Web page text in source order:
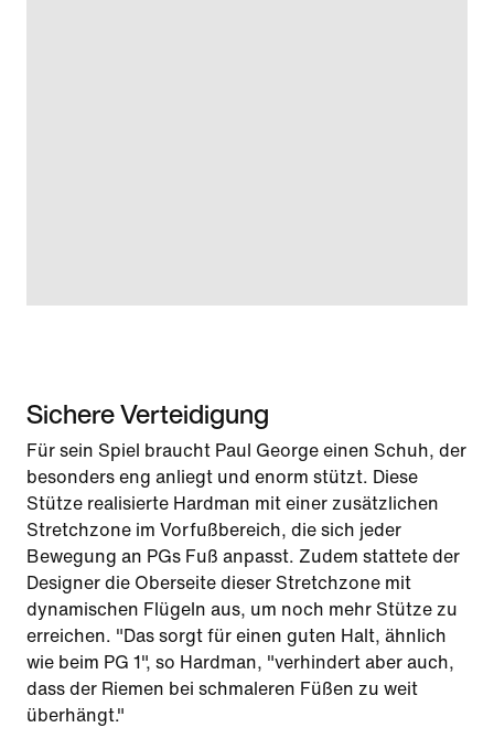
Sichere Verteidigung
Für sein Spiel braucht Paul George einen Schuh, der
besonders eng anliegt und enorm stützt. Diese
Stütze realisierte Hardman mit einer zusätzlichen
Stretchzone im Vorfußbereich, die sich jeder
Bewegung an PGs Fuß anpasst. Zudem stattete der
Designer die Oberseite dieser Stretchzone mit
dynamischen Flügeln aus, um noch mehr Stütze zu
erreichen. "Das sorgt für einen guten Halt, ähnlich
wie beim PG 1", so Hardman, "verhindert aber auch,
dass der Riemen bei schmaleren Füßen zu weit
überhängt."